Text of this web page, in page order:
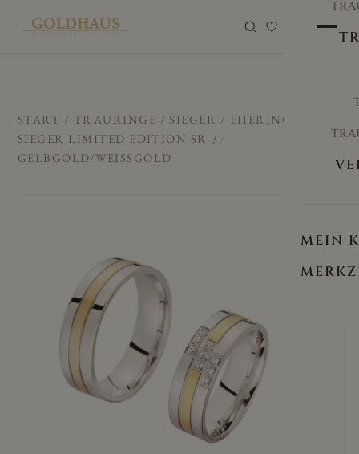
MEIN
START / TRAURINGE / SIEGER / EHERINGE/
SIEGER LIMITED EDITION SR-37
GELBGOLD/WEISSGOLD